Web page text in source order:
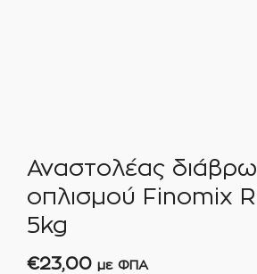
Αναστολέας
οπλισμού Finomix
5kg
€23,00 με ΦΠΑ